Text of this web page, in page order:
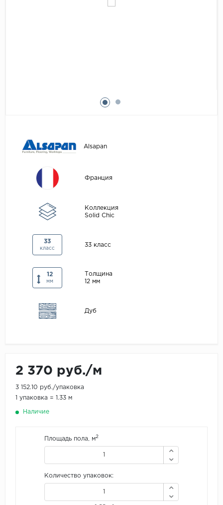
Alsapan
Франция
Коллекция
Solid Chic
33
класс
33 класс
12
мм
Толщина
12 мм
Дуб
2 370 руб./м
3 152.10 руб./упаковка
1 упаковка = 1.33 м
Наличие
Площадь пола, м2
Количество упаковок: